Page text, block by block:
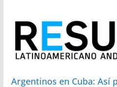
Argentinos en Cuba: Así